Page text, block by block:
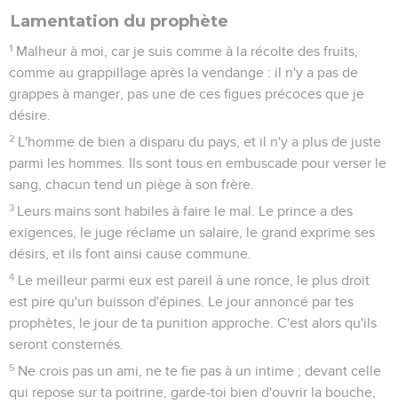
Lamentation du prophète
1 Malheur à moi, car je suis comme à la récolte des fruits,
comme au grappillage après la vendange : il n'y a pas de
grappes à manger, pas une de ces figues précoces que je
désire.
2 L'homme de bien a disparu du pays, et il n'y a plus de juste
parmi les hommes. Ils sont tous en embuscade pour verser le
sang, chacun tend un piège à son frère.
3 Leurs mains sont habiles à faire le mal. Le prince a des
exigences, le juge réclame un salaire, le grand exprime ses
désirs, et ils font ainsi cause commune.
4 Le meilleur parmi eux est pareil à une ronce, le plus droit
est pire qu'un buisson d'épines. Le jour annoncé par tes
prophètes, le jour de ta punition approche. C'est alors qu'ils
seront consternés.
5 Ne crois pas un ami, ne te fie pas à un intime ; devant celle
qui repose sur ta poitrine, garde-toi bien d'ouvrir la bouche,